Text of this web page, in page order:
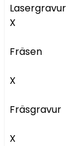
Lasergravur
X
Fräsen
X
Fräsgravur
X